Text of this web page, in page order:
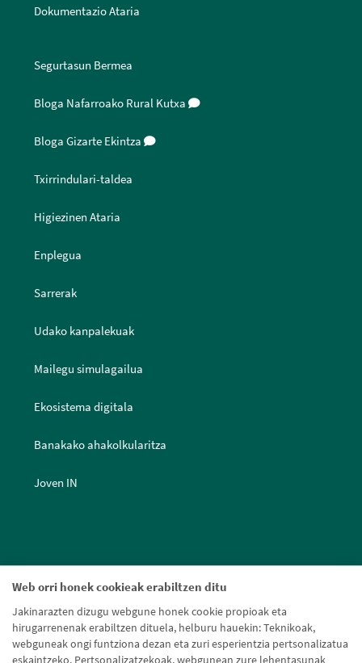
Web orri honek cookieak erabiltzen ditu
Jakinarazten dizugu webgune honek cookie propioak eta
hirugarrenenak erabiltzen dituela, helburu hauekin: Teknikoak,
webguneak ongi funtziona dezan eta zuri esperientzia pertsonalizatua
eskaintzeko. Pertsonalizatzekoak, webgunean zure lehentasunak
Dokumentazio Ataria
Segurtasun Bermea
Bloga Nafarroako Rural Kutxa
Bloga Gizarte Ekintza
Txirrindulari-taldea
Higiezinen Ataria
Enplegua
Sarrerak
Udako kanpalekuak
Mailegu simulagailua
Ekosistema digitala
Banakako ahakolkularitza
Joven IN